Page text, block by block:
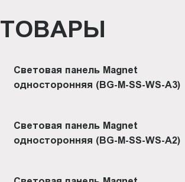
ТОВАРЫ
Световая панель Magnet
односторонняя (BG-M-SS-WS-A3)
Световая панель Magnet
односторонняя (BG-M-SS-WS-A2)